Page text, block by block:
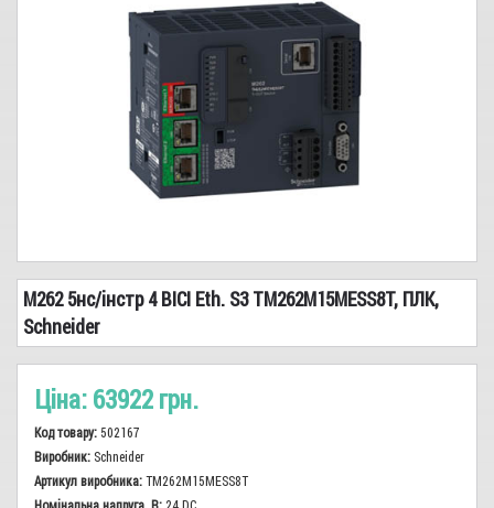
Сіз, показчики, заземлення
Високовольтне обладнання
Світло
Лічильники
Аварійне живлення
Електродвигуни, промислова автоматика
M262 5нс/інстр 4 ВІСІ Eth. S3 TM262M15MESS8T, ПЛК,
Schneider
Ціна: 63922 грн.
Код товару: 502167
Виробник: Schneider
Артикул виробника: TM262M15MESS8T